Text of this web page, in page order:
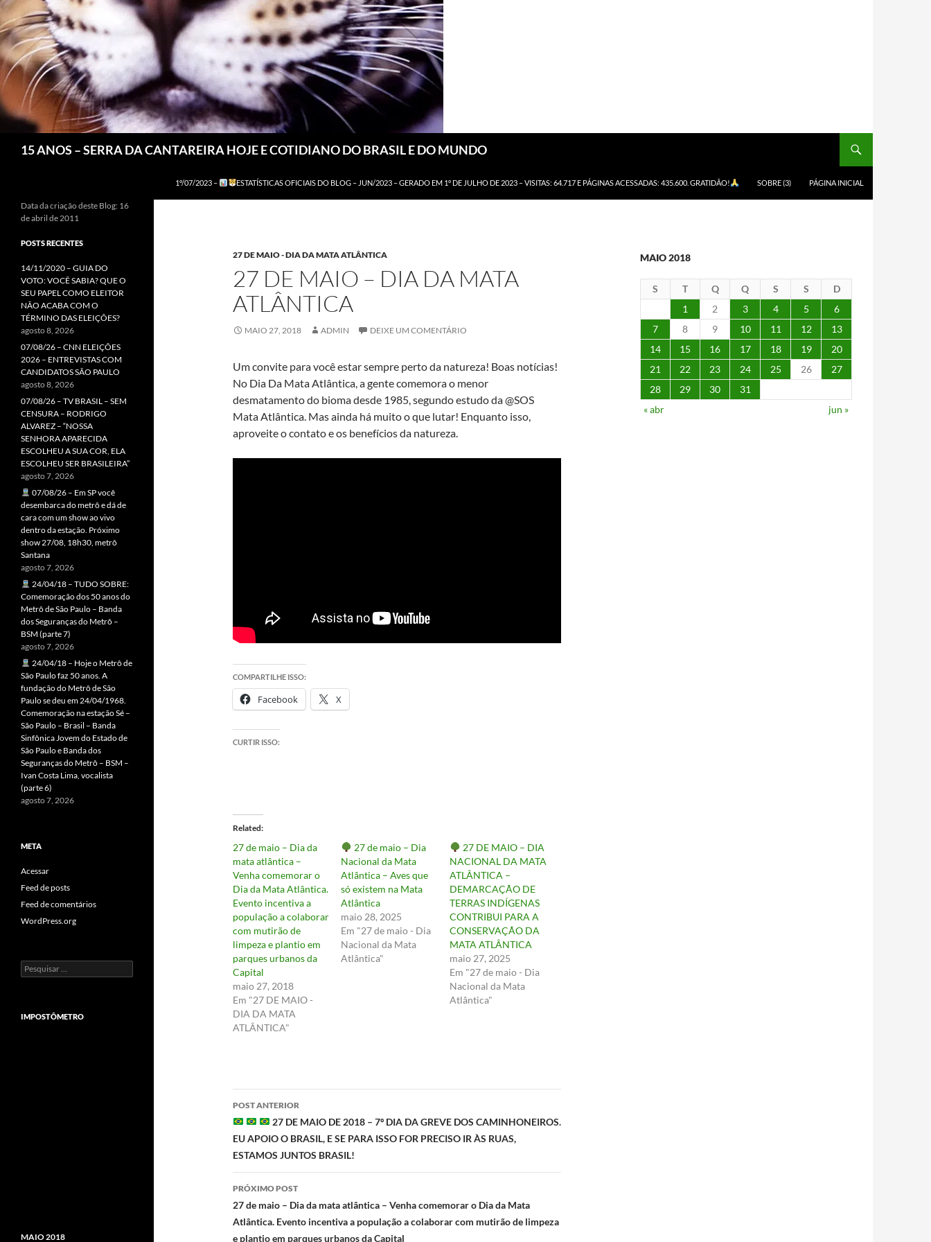
15 ANOS – SERRA DA CANTAREIRA HOJE E COTIDIANO DO BRASIL E DO MUNDO
1º/07/2023 – ESTATÍSTICAS OFICIAIS DO BLOG – JUN/2023 – GERADO EM 1º DE JULHO DE 2023 – VISITAS: 64.717 E PÁGINAS ACESSADAS: 435.600. GRATIDÃO! SOBRE (3) PÁGINA INICIAL
27 DE MAIO - DIA DA MATA ATLÂNTICA
27 DE MAIO – DIA DA MATA
ATLÂNTICA
MAIO 27, 2018 ADMIN DEIXE UM COMENTÁRIO
Um convite para você estar sempre perto da natureza! Boas notícias!
No Dia Da Mata Atlântica, a gente comemora o menor
desmatamento do bioma desde 1985, segundo estudo da @SOS
Mata Atlântica. Mas ainda há muito o que lutar! Enquanto isso,
aproveite o contato e os benefícios da natureza.
COMPARTILHE ISSO:
Facebook X
CURTIR ISSO:
Related
27 de maio – Dia da
mata atlântica –
Venha comemorar o
Dia da Mata Atlântica.
Evento incentiva a
população a colaborar
com mutirão de
limpeza e plantio em
parques urbanos da
Capital
maio 27, 2018
Em "27 DE MAIO -
DIA DA MATA
ATLÂNTICA"
27 de maio – Dia
Nacional da Mata
Atlântica – Aves que
só existem na Mata
Atlântica
maio 28, 2025
Em "27 de maio - Dia
Nacional da Mata
Atlântica"
27 DE MAIO – DIA
NACIONAL DA MATA
ATLÂNTICA –
DEMARCAÇÃO DE
TERRAS INDÍGENAS
CONTRIBUI PARA A
CONSERVAÇÃO DA
MATA ATLÂNTICA
maio 27, 2025
Em "27 de maio - Dia
Nacional da Mata
Atlântica"
Navegação
de
posts
POST ANTERIOR
27 DE MAIO DE 2018 – 7º DIA DA GREVE DOS CAMINHONEIROS.
EU APOIO O BRASIL, E SE PARA ISSO FOR PRECISO IR ÀS RUAS,
ESTAMOS JUNTOS BRASIL!
PRÓXIMO POST
27 de maio – Dia da mata atlântica – Venha comemorar o Dia da Mata
Atlântica. Evento incentiva a população a colaborar com mutirão de limpeza
e plantio em parques urbanos da Capital
MAIO 2018
S T Q Q S S
D
1
2 3 4 5
6
7
8 9 10 11 12
13
14
15 16 17 18 19
20
21
22 23 24 25 26
27
28
29 30
31
« abr
jun »
Data da criação deste Blog: 16
de abril de 2011
POSTS RECENTES
14/11/2020 – GUIA DO
VOTO: VOCÊ SABIA? QUE O
SEU PAPEL COMO ELEITOR
NÃO ACABA COM O
TÉRMINO DAS ELEIÇÕES?
agosto 8, 2026
07/08/26 – CNN ELEIÇÕES
2026 – ENTREVISTAS COM
CANDIDATOS SÃO PAULO
agosto 8, 2026
07/08/26 – TV BRASIL – SEM
CENSURA – RODRIGO
ALVAREZ – “NOSSA
SENHORA APARECIDA
ESCOLHEU A SUA COR, ELA
ESCOLHEU SER BRASILEIRA”
agosto 7, 2026
07/08/26 – Em SP você
desembarca do metrô e dá de
cara com um show ao vivo
dentro da estação. Próximo
show 27/08, 18h30, metrô
Santana
agosto 7, 2026
24/04/18 – TUDO SOBRE:
Comemoração dos 50 anos do
Metrô de São Paulo – Banda
dos Seguranças do Metrô –
BSM (parte 7)
agosto 7, 2026
24/04/18 – Hoje o Metrô de
São Paulo faz 50 anos. A
fundação do Metrô de São
Paulo se deu em 24/04/1968.
Comemoração na estação Sé –
São Paulo – Brasil – Banda
Sinfônica Jovem do Estado de
São Paulo e Banda dos
Seguranças do Metrô – BSM –
Ivan Costa Lima, vocalista
(parte 6)
agosto 7, 2026
META
Acessar
Feed de posts
Feed de comentários
WordPress.org
Pesquisar
por:
IMPOSTÔMETRO
MAIO 2018